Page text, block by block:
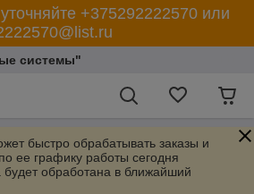
+375292222570 или
системы"
быстро обрабатывать заказы и
ее графику работы сегодня
обработана в ближайший